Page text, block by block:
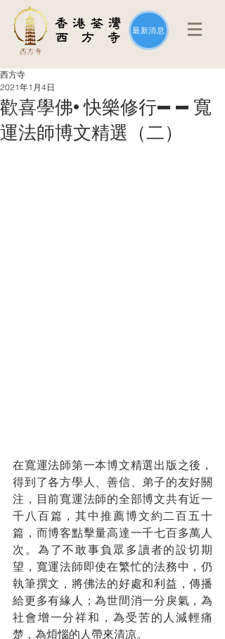
最新消息
歡喜學佛·快樂修行——寬
運法師博文精選（二）
西方寺
2021年1月4日
在寬運法師第一本博文精選出版之後，
得到了各方學人、善信、弟子的友好關
注，目前寬運法師的全部博文共有近一
千八百篇，其中推薦博文約二百五十
篇，而博客點擊量高達一千七百多萬人
次。為了不敢事負眾多讀者的設切期
望，寬運法師即使在繁忙的法務中，仍
執筆撰文，將佛法的好處和利益，傳播
給更多有緣人；為世間消一分戾氣，為
社會增一分祥和，為受苦的人減輕痛
楚，為煩惱的人帶來清凉。